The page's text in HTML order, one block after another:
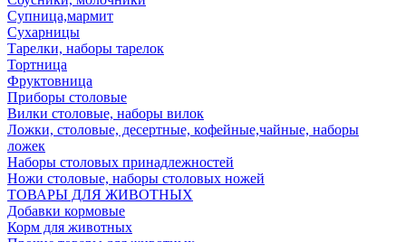
Супница,мармит
Сухарницы
Тарелки, наборы тарелок
Тортница
Фруктовница
Приборы столовые
Вилки столовые, наборы вилок
Ложки, столовые, десертные, кофейные,чайные, наборы
ложек
Наборы столовых принадлежностей
Ножи столовые, наборы столовых ножей
ТОВАРЫ ДЛЯ ЖИВОТНЫХ
Добавки кормовые
Корм для животных